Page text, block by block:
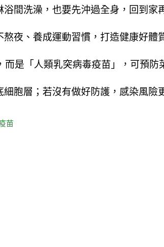
間洗澡，也要先沖過全身，回到家
夜、養成運動習慣，打造健康好體
是「人類乳突病毒疫苗」，可預
胞層；若沒有做好防護，感染風險
苗